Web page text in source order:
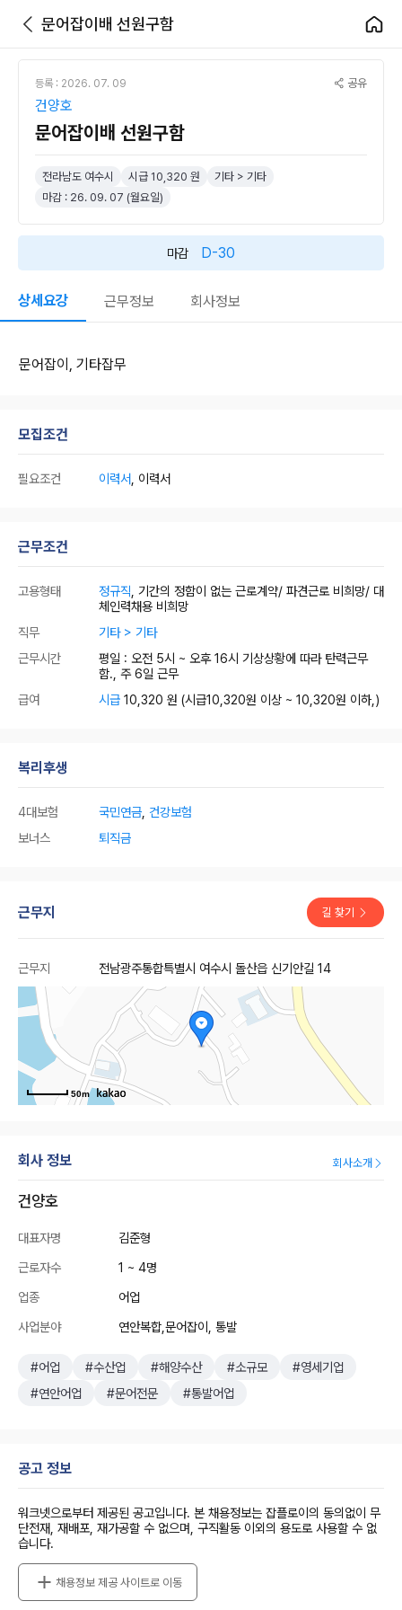
문어잡이배 선원구함
등록 : 2026. 07. 09 공유
건양호
문어잡이배 선원구함
전라남도 여수시 시급 10,320 원
기타 > 기타
마감 : 26. 09. 07 (월요일)
마감 D-30
상세요강 근무정보 회사정보
문어잡이, 기타잡무
모집조건
필요조건 이력서 , 이력서
근무조건
고용형태 정규직 , 기간의 정함이 없는 근로계약/ 파견근로 비희망/ 대
체인력채용 비희망
직무
기타 > 기타
근무시간
평일 : 오전 5시 ~ 오후 16시 기상상황에 따라 탄력근무
함., 주 6일 근무
급여
시급 10,320 원 (시급10,320원 이상 ~ 10,320원 이하,)
복리후생
4대보험 국민연금 건강보험
보너스
퇴직금
근무지 길 찾기
근무지 전남광주통합특별시 여수시 돌산읍 신기안길 14
50m
회사 정보 회사소개
건양호
대표자명
김준형
근로자수
1 ~ 4명
업종
어업
사업분야
연안복합,문어잡이, 통발
#어업 #수산업 #해양수산 #소규모
#영세기업
#연안어업
#문어전문 #통발어업
공고 정보
워크넷으로부터 제공된 공고입니다. 본 채용정보는 잡플로이의 동의없이 무
단전재, 재배포, 재가공할 수 없으며, 구직활동 이외의 용도로 사용할 수 없
습니다.
채용정보 제공 사이트로 이동